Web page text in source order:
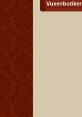
Vuxenbutiker